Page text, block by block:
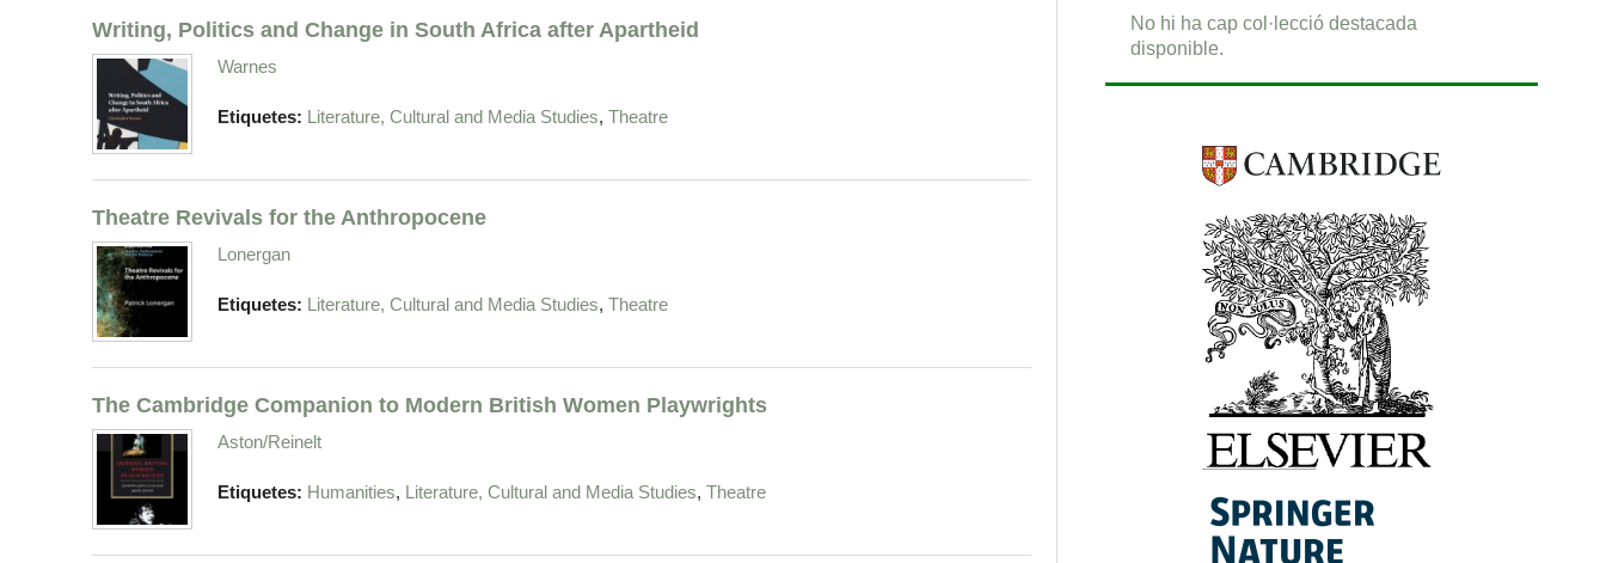
Writing, Politics and Change in South Africa after Apartheid
Warnes
Etiquetes: Literature, Cultural and Media Studies, Theatre
Theatre Revivals for the Anthropocene
Lonergan
Etiquetes: Literature, Cultural and Media Studies, Theatre
The Cambridge Companion to Modern British Women Playwrights
Aston/Reinelt
Etiquetes: Humanities, Literature, Cultural and Media Studies, Theatre
No hi ha cap col·lecció destacada
disponible.